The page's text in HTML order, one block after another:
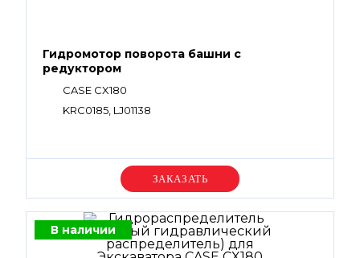
Гидромотор поворота башни с
редуктором
CASE CX180
KRC0185, LJ01138
Уточняйте цену
В наличии